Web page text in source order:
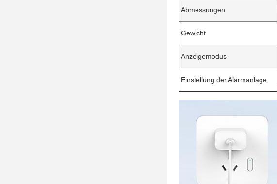
Abmessungen
Gewicht
Anzeigemodus
Einstellung der Alarmanlage